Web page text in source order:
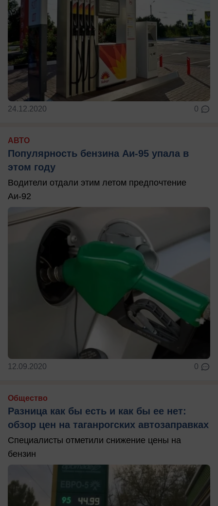
24.12.2020 0
АВТО
Популярность бензина Аи-95 упала в
этом году
Водители отдали этим летом предпочтение
Аи-92
12.09.2020 0
Общество
Разница как бы есть и как бы ее нет:
обзор цен на таганрогских автозаправках
Специалисты отметили снижение цены на
бензин